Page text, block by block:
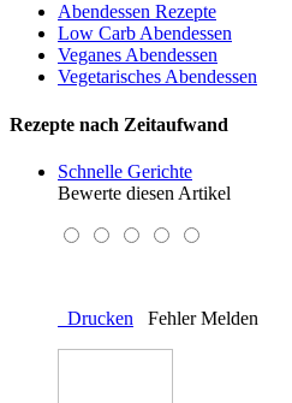
Abendessen Rezepte
Low Carb Abendessen
Veganes Abendessen
Vegetarisches Abendessen
Rezepte nach Zeitaufwand
Schnelle Gerichte
Bewerte diesen Artikel
Drucken Fehler Melden